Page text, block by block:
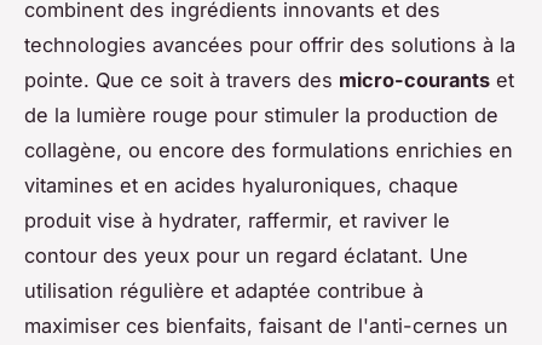
combinent des ingrédients innovants et des
technologies avancées pour offrir des solutions à la
pointe. Que ce soit à travers des micro-courants et
de la lumière rouge pour stimuler la production de
collagène, ou encore des formulations enrichies en
vitamines et en acides hyaluroniques, chaque
produit vise à hydrater, raffermir, et raviver le
contour des yeux pour un regard éclatant. Une
utilisation régulière et adaptée contribue à
maximiser ces bienfaits, faisant de l'anti-cernes un